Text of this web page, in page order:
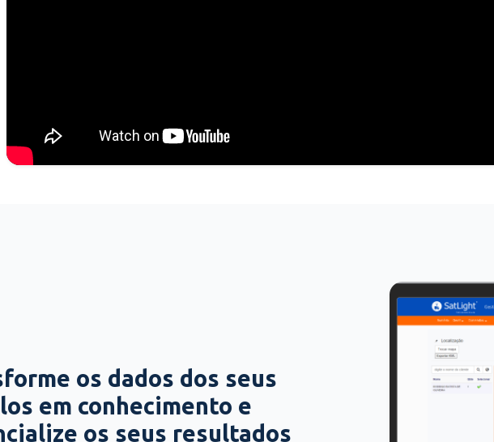
os dados dos seus
em conhecimento e
os seus resultados